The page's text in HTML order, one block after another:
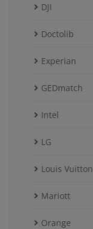
DJI
Doctolib
Experian
GEDmatch
Intel
LG
Louis Vuitton
Mariott
Orange